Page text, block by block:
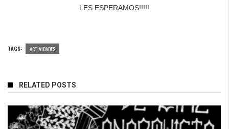
LES ESPERAMOS!!!!!
TAGS: ACTIVIDADES
RELATED POSTS